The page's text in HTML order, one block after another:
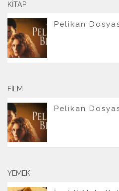
KITAP
Pelikan
FILM
Pelikan
YEMEK